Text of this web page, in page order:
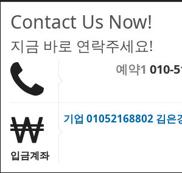
Contact Us Now!
지금 바로 연락주세요!
예약1 010-
입금계좌
기업 01052168802 김은